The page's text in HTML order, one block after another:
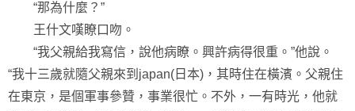
“那為什麼？”
王什文嘆瞭口吻。
“我父親給我寫信，說他病瞭。興許病得很重。”他說。
“我十三歲就隨父親來到japan(日本)，其時住在橫濱。父親住
在東京，是個軍事參贊，事業很忙。不外，一有時光，他就